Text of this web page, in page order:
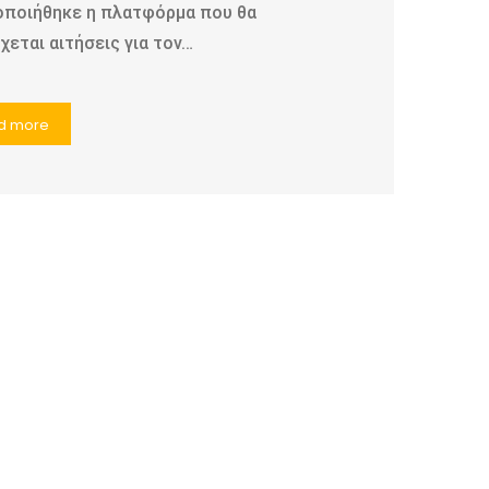
η πλατφόρμα που θα
αιτήσεις για τον…
more